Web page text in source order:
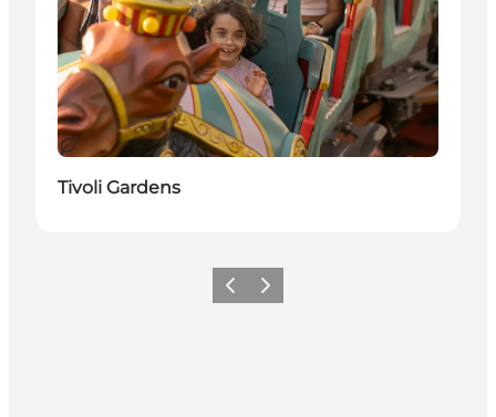
Nachhaltig
Tivoli Gardens
ZurückWeiter